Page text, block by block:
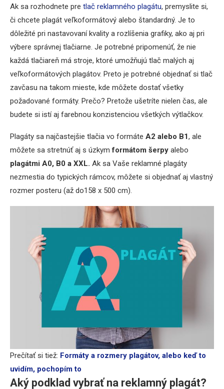
Ak sa rozhodnete pre tlač reklamného plagátu, premyslite si,
či chcete plagát veľkoformátový alebo štandardný. Je to
dôležité pri nastavovaní kvality a rozlíšenia grafiky, ako aj pri
výbere správnej tlačiarne. Je potrebné pripomenúť, že nie
každá tlačiareň má stroje, ktoré umožňujú tlač malých aj
veľkoformátových plagátov. Preto je potrebné objednať si tlač
zavčasu na takom mieste, kde môžete dostať všetky
požadované formáty. Prečo? Pretože ušetríte nielen čas, ale
budete si istí aj farebnou konzistenciou všetkých výtlačkov.
Plagáty sa najčastejšie tlačia vo formáte A2 alebo B1, ale
môžete sa stretnúť aj s úzkymformátom šerpy alebo
plagátmi A0, B0 a XXL. Ak sa Vaše reklamné plagáty
nezmestia do typických rámcov, môžete si objednať aj vlastný
rozmer posteru (až do158 x 500 cm).
Prečítať si tiež: Formáty a rozmery plagátov, alebo keď to
uvidím, pochopím to
Aký podklad vybrať na reklamný plagát?